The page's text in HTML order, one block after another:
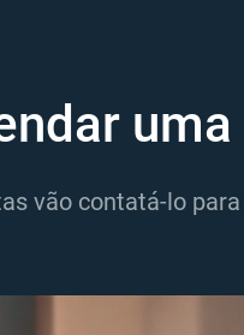
uma
vão contatá-lo